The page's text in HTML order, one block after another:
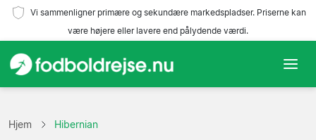
Vi sammenligner primære og sekundære markedspladser. Priserne kan
være højere eller lavere end pålydende værdi.
Hold
Hjem Hibernian